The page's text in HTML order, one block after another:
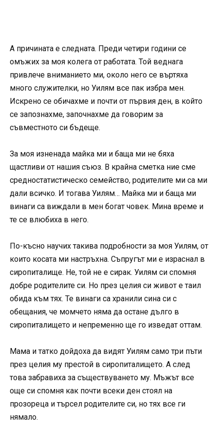
А причината е следната. Преди четири години се
омъжих за моя колега от работата. Той веднага
привлече вниманието ми, около него се въртяха
много служителки, но Уилям все пак избра мен.
Искрено се обичахме и почти от първия ден, в който
се запознахме, започнахме да говорим за
съвместното си бъдеще.
За моя изненада майка ми и баща ми не бяха
щастливи от нашия съюз. В крайна сметка ние сме
средностатистическо семейство, родителите ми са ми
дали всичко. И тогава Уилям… Майка ми и баща ми
винаги са виждали в мен богат човек. Мина време и
те се влюбиха в него.
По-късно научих такива подробности за моя Уилям, от
които косата ми настръхна. Съпругът ми е израснал в
сиропиталище. Не, той не е сирак. Уилям си спомня
добре родителите си. Но през целия си живот е таил
обида към тях. Те винаги са хранили сина си с
обещания, че момчето няма да остане дълго в
сиропиталището и непременно ще го изведат оттам.
Мама и татко дойдоха да видят Уилям само три пъти
през целия му престой в сиропиталището. А след
това забравиха за съществуването му. Мъжът все
още си спомня как почти всеки ден стоял на
прозореца и търсел родителите си, но тях все ги
нямало.